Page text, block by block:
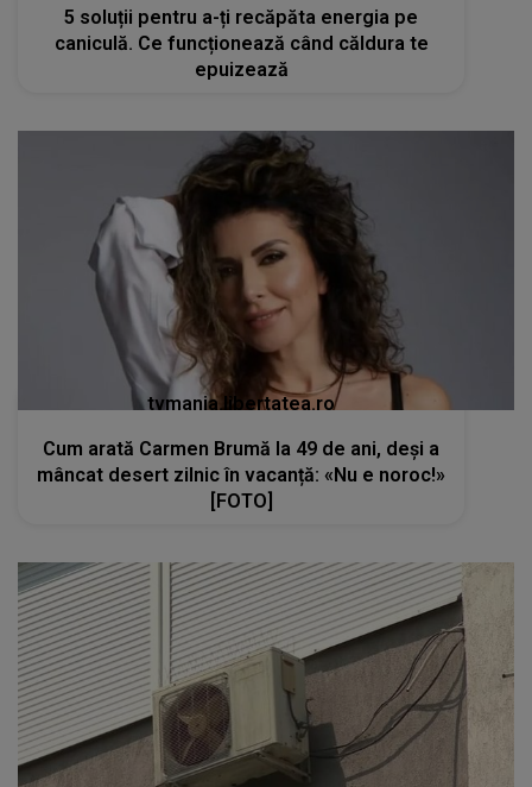
5 soluții pentru a-ți recăpăta energia pe
caniculă. Ce funcționează când căldura te
epuizează
tvmania.libertatea.ro
Cum arată Carmen Brumă la 49 de ani, deși a
mâncat desert zilnic în vacanță: «Nu e noroc!»
[FOTO]